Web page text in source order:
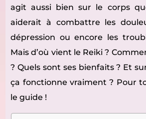
agit aussi bien sur le corps
aiderait à combattre les
dépression ou encore les
Mais d’où vient le Reiki ?
? Quels sont ses bienfaits ? Et
ça fonctionne vraiment ? Pour
le guide !